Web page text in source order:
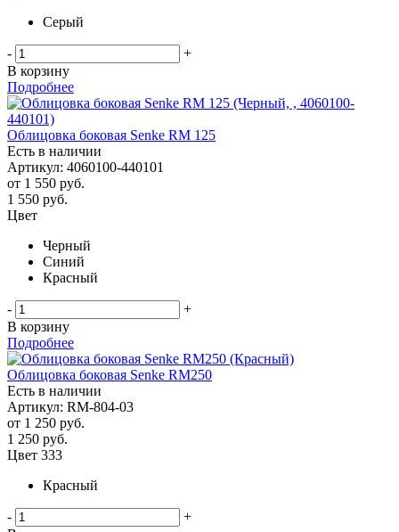
Серый
-
+
В корзину
Подробнее
Облицовка боковая Senke RM 125
Есть в наличии
Артикул: 4060100-440101
от 1 550 руб.
1 550 руб.
Цвет
Черный
Синий
Красный
-
+
В корзину
Подробнее
Облицовка боковая Senke RM250
Есть в наличии
Артикул: RM-804-03
от 1 250 руб.
1 250 руб.
Цвет 333
Красный
-
+